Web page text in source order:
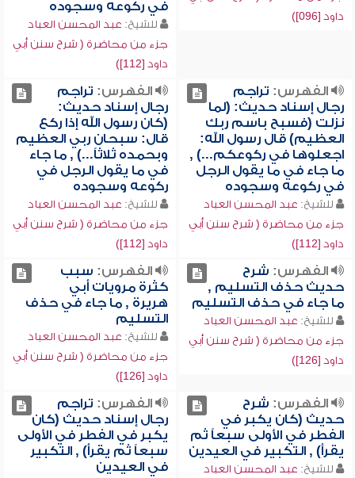
داود [096])
في ركوعه وسجوده
للشيخ: عبد المحسن العباد
جزء من محاضرة ( شرح سنن أبي
داود [112])
الفهرس: تراجم
رجال إسناد حديث: (لما
نزلت (فسبح باسم ربك
العظيم) قال رسول الله:
اجعلوها في ركوعكم...) ,
ما جاء في ما يقول الرجل
في ركوعه وسجوده
للشيخ: عبد المحسن العباد
جزء من محاضرة ( شرح سنن أبي
داود [112])
الفهرس: تراجم
رجال إسناد حديث:
(كان رسول الله إذا ركع
قال: سبحان ربي العظيم
وبحمده ثلاثاً...) , ما جاء
في ما يقول الرجل في
ركوعه وسجوده
للشيخ: عبد المحسن العباد
جزء من محاضرة ( شرح سنن أبي
داود [112])
الفهرس: شرح
حديث حذف التسليم ,
ما جاء في حذف التسليم
للشيخ: عبد المحسن العباد
جزء من محاضرة ( شرح سنن أبي
داود [126])
الفهرس: سبب
كثرة مرويات أبي
هريرة , ما جاء في حذف
التسليم
للشيخ: عبد المحسن العباد
جزء من محاضرة ( شرح سنن أبي
داود [126])
الفهرس: شرح
حديث (كان يكبر في
الفطر في الأولى سبعاً ثم
يقرأ) , التكبير في العيدين
للشيخ: عبد المحسن العباد
الفهرس: تراجم
رجال إسناد حديث (كان
يكبر في الفطر في الأولى
سبعاً ثم يقرأ) , التكبير
في العيدين